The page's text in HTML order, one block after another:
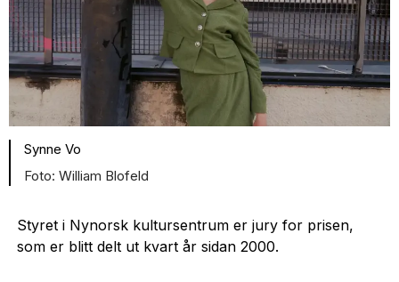
Synne Vo
William Blofeld
Styret i Nynorsk kultursentrum er jury for prisen,
som er blitt delt ut kvart år sidan 2000.